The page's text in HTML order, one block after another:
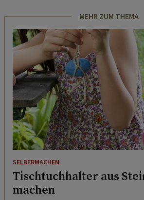
MEHR ZUM THEMA
SELBERMACHEN
Tischtuchhalter aus
machen